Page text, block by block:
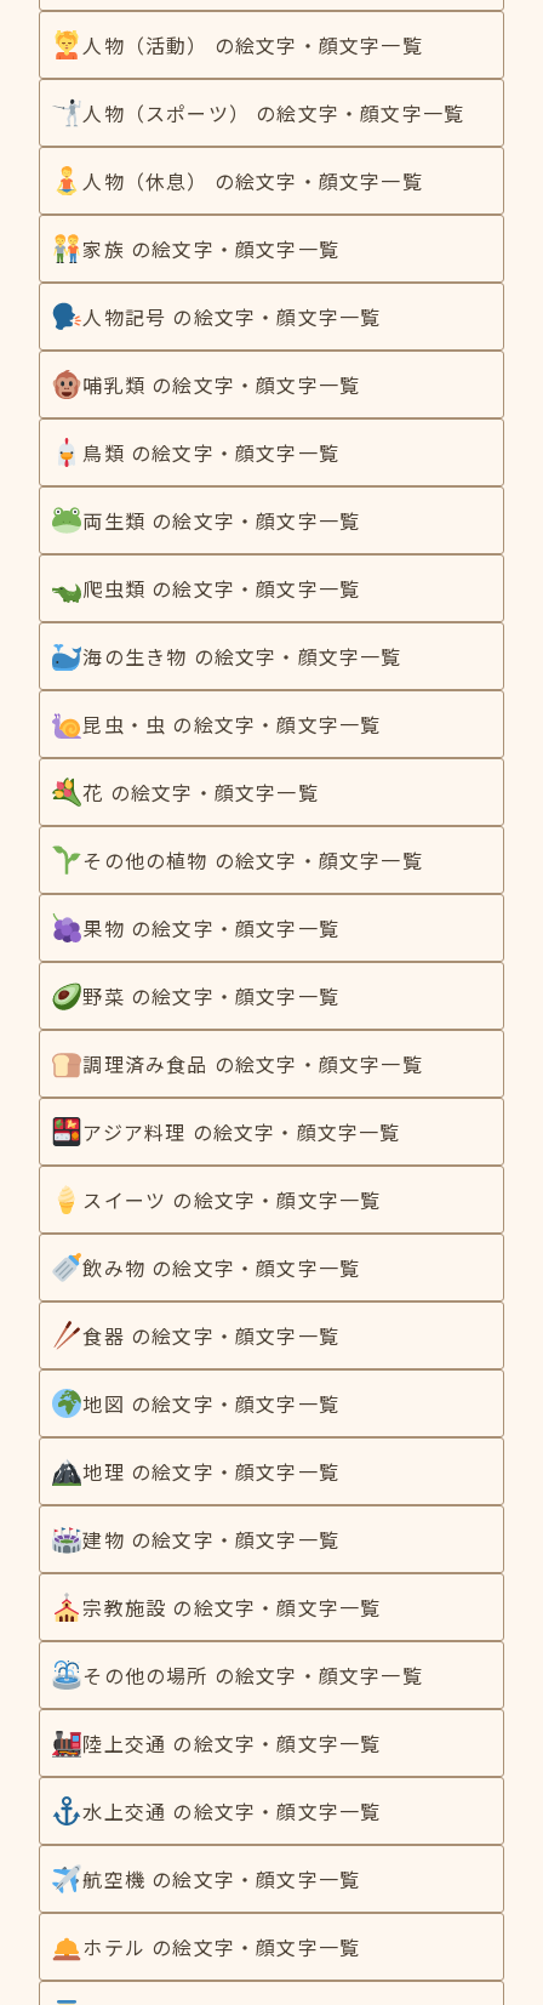
人物（活動） の絵文字・顔文字一覧
人物（スポーツ） の絵文字・顔文字一覧
人物（休息） の絵文字・顔文字一覧
家族 の絵文字・顔文字一覧
人物記号 の絵文字・顔文字一覧
哺乳類 の絵文字・顔文字一覧
鳥類 の絵文字・顔文字一覧
両生類 の絵文字・顔文字一覧
爬虫類 の絵文字・顔文字一覧
海の生き物 の絵文字・顔文字一覧
昆虫・虫 の絵文字・顔文字一覧
花 の絵文字・顔文字一覧
その他の植物 の絵文字・顔文字一覧
果物 の絵文字・顔文字一覧
野菜 の絵文字・顔文字一覧
調理済み食品 の絵文字・顔文字一覧
アジア料理 の絵文字・顔文字一覧
スイーツ の絵文字・顔文字一覧
飲み物 の絵文字・顔文字一覧
食器 の絵文字・顔文字一覧
地図 の絵文字・顔文字一覧
地理 の絵文字・顔文字一覧
建物 の絵文字・顔文字一覧
宗教施設 の絵文字・顔文字一覧
その他の場所 の絵文字・顔文字一覧
陸上交通 の絵文字・顔文字一覧
水上交通 の絵文字・顔文字一覧
航空機 の絵文字・顔文字一覧
ホテル の絵文字・顔文字一覧